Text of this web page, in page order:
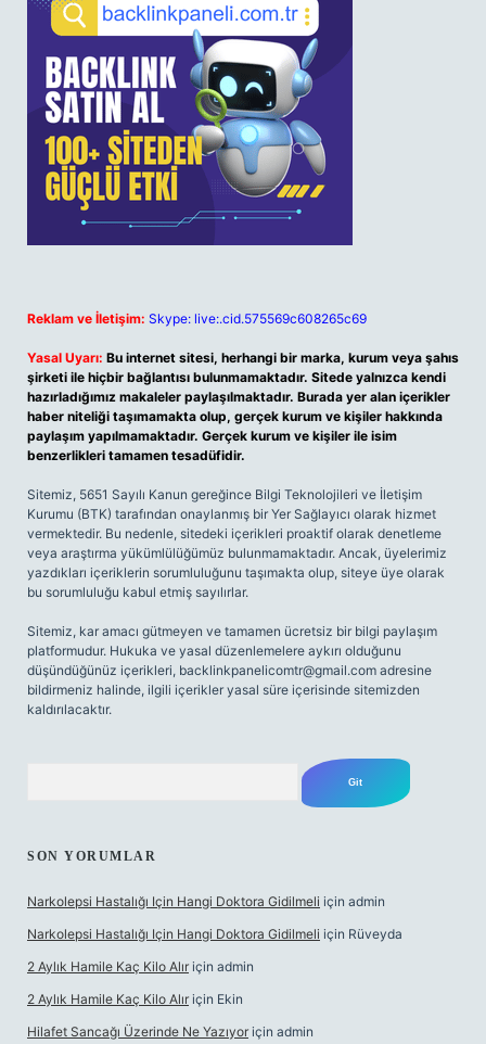
Reklam ve İletişim: Skype: live:.cid.575569c608265c69
Yasal Uyarı: Bu internet sitesi, herhangi bir marka, kurum veya şahıs
şirketi ile hiçbir bağlantısı bulunmamaktadır. Sitede yalnızca kendi
hazırladığımız makaleler paylaşılmaktadır. Burada yer alan içerikler
haber niteliği taşımamakta olup, gerçek kurum ve kişiler hakkında
paylaşım yapılmamaktadır. Gerçek kurum ve kişiler ile isim
benzerlikleri tamamen tesadüfidir.
Sitemiz, 5651 Sayılı Kanun gereğince Bilgi Teknolojileri ve İletişim
Kurumu (BTK) tarafından onaylanmış bir Yer Sağlayıcı olarak hizmet
vermektedir. Bu nedenle, sitedeki içerikleri proaktif olarak denetleme
veya araştırma yükümlülüğümüz bulunmamaktadır. Ancak, üyelerimiz
yazdıkları içeriklerin sorumluluğunu taşımakta olup, siteye üye olarak
bu sorumluluğu kabul etmiş sayılırlar.
Sitemiz, kar amacı gütmeyen ve tamamen ücretsiz bir bilgi paylaşım
platformudur. Hukuka ve yasal düzenlemelere aykırı olduğunu
düşündüğünüz içerikleri, backlinkpanelicomtr@gmail.com adresine
bildirmeniz halinde, ilgili içerikler yasal süre içerisinde sitemizden
kaldırılacaktır.
SON YORUMLAR
Narkolepsi Hastalığı Için Hangi Doktora Gidilmeli için admin
Narkolepsi Hastalığı Için Hangi Doktora Gidilmeli için Rüveyda
2 Aylık Hamile Kaç Kilo Alır için admin
2 Aylık Hamile Kaç Kilo Alır için Ekin
Hilafet Sancağı Üzerinde Ne Yazıyor için admin